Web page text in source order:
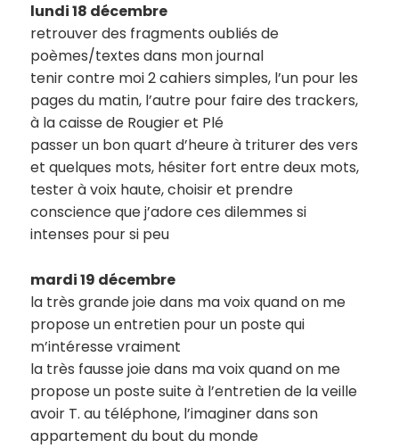
lundi 18 décembre
retrouver des fragments oubliés de
poèmes/textes dans mon journal
tenir contre moi 2 cahiers simples, l’un pour les
pages du matin, l’autre pour faire des trackers,
à la caisse de Rougier et Plé
passer un bon quart d’heure à triturer des vers
et quelques mots, hésiter fort entre deux mots,
tester à voix haute, choisir et prendre
conscience que j’adore ces dilemmes si
intenses pour si peu
mardi 19 décembre
la très grande joie dans ma voix quand on me
propose un entretien pour un poste qui
m’intéresse vraiment
la très fausse joie dans ma voix quand on me
propose un poste suite à l’entretien de la veille
avoir T. au téléphone, l’imaginer dans son
appartement du bout du monde